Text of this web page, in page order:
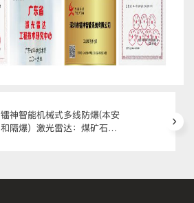
镭神智能机械式多线防爆(本安
和隔爆）激光雷达：煤矿石油